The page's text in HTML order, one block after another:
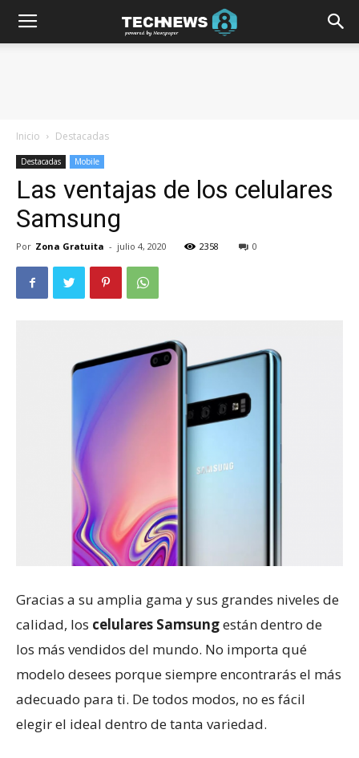
Inicio Destacadas
Destacadas Mobile
Las ventajas de los celulares
Samsung
Por Zona Gratuita - julio 4, 2020 2358 0
Gracias a su amplia gama y sus grandes niveles de
calidad, los celulares Samsungestán dentro de
los más vendidos del mundo. No importa qué
modelo desees porque siempre encontrarás el más
adecuado para ti. De todos modos, no es fácil
elegir el ideal dentro de tanta variedad.